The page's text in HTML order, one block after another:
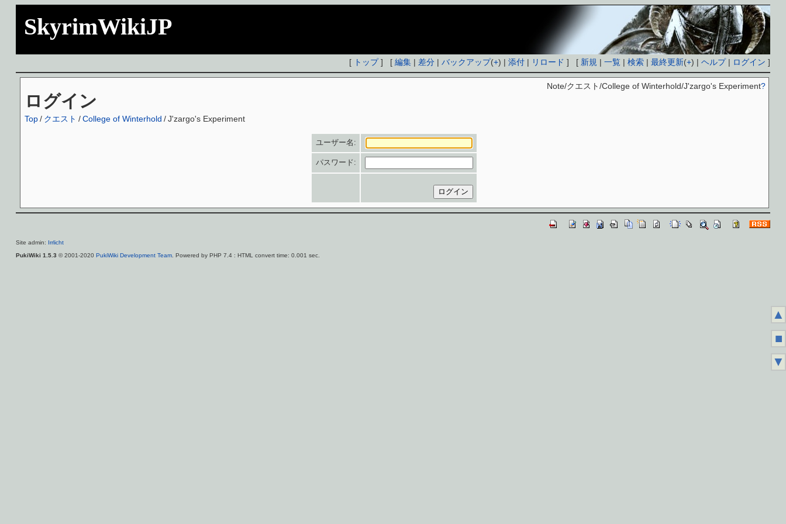
SkyrimWikiJP
[ トップ] [編集 | 差分 |バックアップ(+) |添付 | リロード ] [ 新規 |一覧 |検索 |最終更新(+) |ヘルプ| ログイン ]
ログイン
Note/クエスト/College of Winterhold/J'zargo's Experiment?
Top/ クエスト /College of Winterhold / J'zargo's Experiment
ユーザー名:
パスワード:
Site admin: Irrlicht
PukiWiki 1.5.3 © 2001-2020 PukiWiki Development Team. Powered by PHP 7.4 : HTML convert time: 0.001 sec.
▲
■
▼